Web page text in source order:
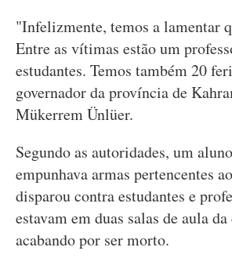
"Infelizmente, temos a lamentar
Entre as vítimas estão um
estudantes. Temos também 20
governador da província de
Mükerrem Ünlüer.
Segundo as autoridades, um
empunhava armas pertencentes
disparou contra estudantes e
estavam em duas salas de aula da
acabando por ser morto.